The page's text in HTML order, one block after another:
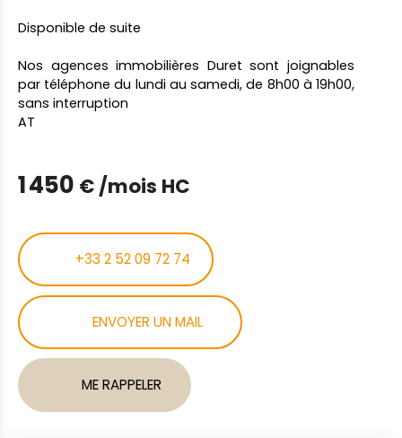
Disponible de suite
Nos agences immobilières Duret sont joignables
par téléphone du lundi au samedi, de 8h00 à 19h00,
sans interruption
AT
1 450 € /mois HC
+33 2 52 09 72 74
ENVOYER UN MAIL
ME RAPPELER